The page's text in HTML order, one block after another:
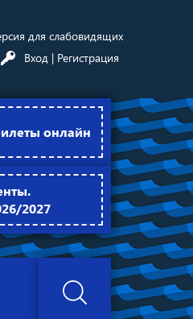
для слабовидящих
Вход | Регистрация
онлайн
2027